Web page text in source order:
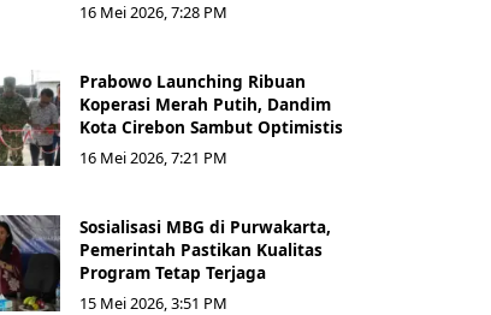
16 Mei 2026, 7:28 PM
Prabowo Launching Ribuan
Koperasi Merah Putih, Dandim
Kota Cirebon Sambut Optimistis
16 Mei 2026, 7:21 PM
Sosialisasi MBG di Purwakarta,
Pemerintah Pastikan Kualitas
Program Tetap Terjaga
15 Mei 2026, 3:51 PM